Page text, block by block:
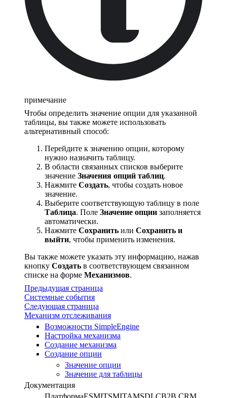
примечание
Чтобы определить значение опции для указанной
таблицы, вы также можете использовать
альтернативный способ:
Перейдите к значению опции, которому
нужно назначить таблицу.
В области связанных списков выберите
значение Значения опций таблиц.
Нажмите Создать, чтобы создать новое
значение.
Выберите соответствующую таблицу в поле
Таблица. Поле Значение опции заполняется
автоматически.
Нажмите Сохранить или Сохранить и
выйти, чтобы применить изменения.
Вы также можете указать эту информацию, нажав
кнопку Создать в соответствующем связанном
списке на форме Механизмов.
Предыдущая страница
Системные события
Следующая страница
Механизм отслеживания
Возможности SimpleEngine
Настройка механизма
Создание механизма
Создание опции
Значение опции
Значение для таблицы
Документация